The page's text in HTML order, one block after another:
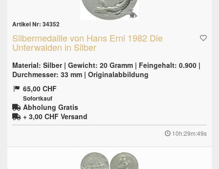
Artikel Nr: 34352
Silbermedaille von Hans Erni 1982 Die
Unterwalden in Silber
Material: Silber | Gewicht: 20 Gramm | Feingehalt: 0.900 |
Durchmesser: 33 mm | Originalabbildung
65,00 CHF
Sofortkauf
Abholung Gratis
+ 3,00 CHF Versand
10h:29m:48s